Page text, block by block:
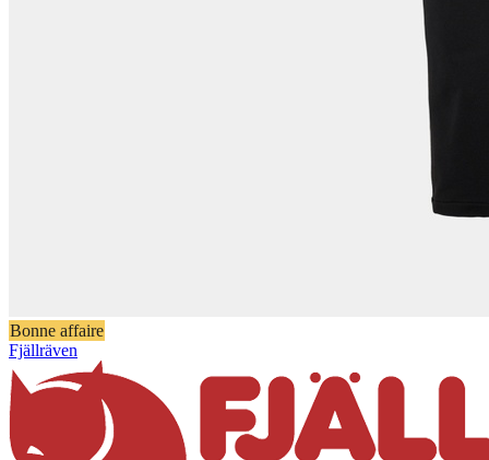
Bonne affaire
Fjällräven